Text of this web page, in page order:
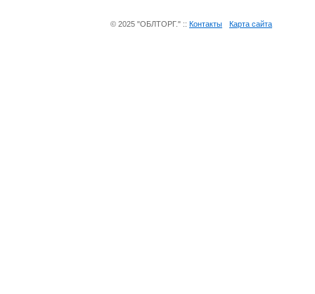
© 2025 "ОБЛТОРГ." :: Контакты Карта сайта